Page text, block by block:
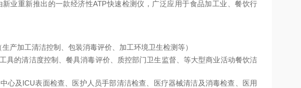
新业重新推出的一款经济性ATP快速检测仪，广泛应用于食品加工业、餐饮行
产加工清洁控制、包装消毒评价、加工环境卫生检测等）
具的清洁度控制、餐具消毒评价、质控部门卫生监督、等大型商业活动餐饮洁
心及 ICU表面检查、医护人员手部清洁检查、医疗器械清洁及消毒检查、医用